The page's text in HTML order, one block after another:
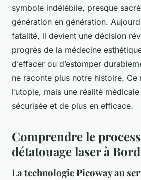
symbole indélébile, presque
génération en génération.
fatalité, il devient une décision
progrès de la médecine
d’effacer ou d’estomper
ne raconte plus notre histoire. Ce
l’utopie, mais une réalité
sécurisée et de plus en efficace.
Comprendre le
détatouage laser à
La technologie Picoway au